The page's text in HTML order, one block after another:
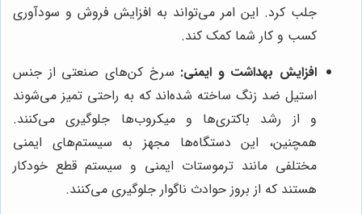
جلب کرد. این امر می‌تواند به افزایش فروش و سودآوری
کسب و کار شما کمک کند.
افزایش بهداشت و ایمنی: سرخ کن‌های صنعتی از جنس
استیل ضد زنگ ساخته شده‌اند که به راحتی تمیز می‌شوند
و از رشد باکتری‌ها و میکروب‌ها جلوگیری می‌کنند.
همچنین، این دستگاه‌ها مجهز به سیستم‌های ایمنی
مختلفی مانند ترموستات ایمنی و سیستم قطع خودکار
هستند که از بروز حوادث ناگوار جلوگیری می‌کنند.